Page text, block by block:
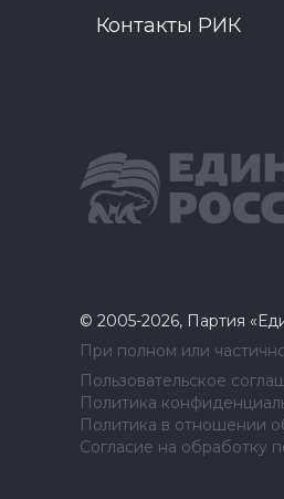
Контакты РИК
© 2005-2026, Партия
При полном или
Пользовательское
Политика
Политика в отношении
Согласие на обработку